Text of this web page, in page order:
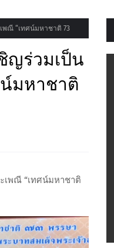
พณี “เทศน์มหาชาติ 73
ญร่วมเป็น
มหาชาติ
เพณี “เทศน์มหาชาติ